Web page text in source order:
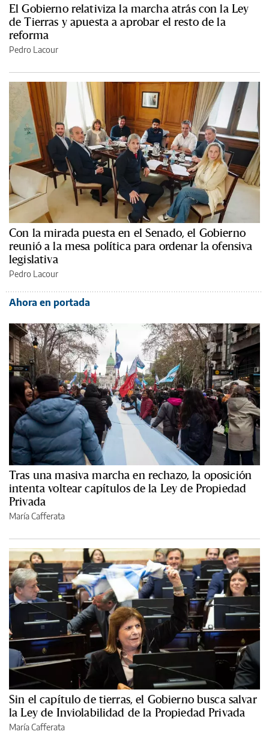
El Gobierno relativiza la marcha atrás con la Ley
de Tierras y apuesta a aprobar el resto de la
reforma
Pedro Lacour
Con la mirada puesta en el Senado, el Gobierno
reunió a la mesa política para ordenar la ofensiva
legislativa
Pedro Lacour
Ahora en portada
Tras una masiva marcha en rechazo, la oposición
intenta voltear capítulos de la Ley de Propiedad
Privada
María Cafferata
Sin el capítulo de tierras, el Gobierno busca salvar
la Ley de Inviolabilidad de la Propiedad Privada
María Cafferata